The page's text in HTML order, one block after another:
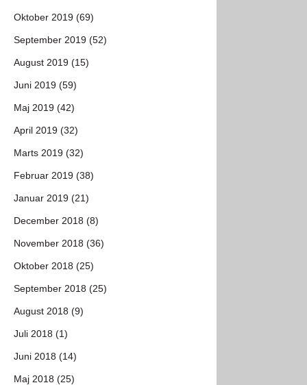
Oktober 2019 (69)
September 2019 (52)
August 2019 (15)
Juni 2019 (59)
Maj 2019 (42)
April 2019 (32)
Marts 2019 (32)
Februar 2019 (38)
Januar 2019 (21)
December 2018 (8)
November 2018 (36)
Oktober 2018 (25)
September 2018 (25)
August 2018 (9)
Juli 2018 (1)
Juni 2018 (14)
Maj 2018 (25)